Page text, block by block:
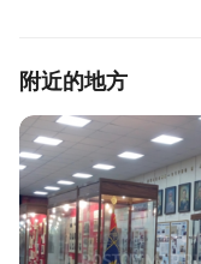
附近的地方